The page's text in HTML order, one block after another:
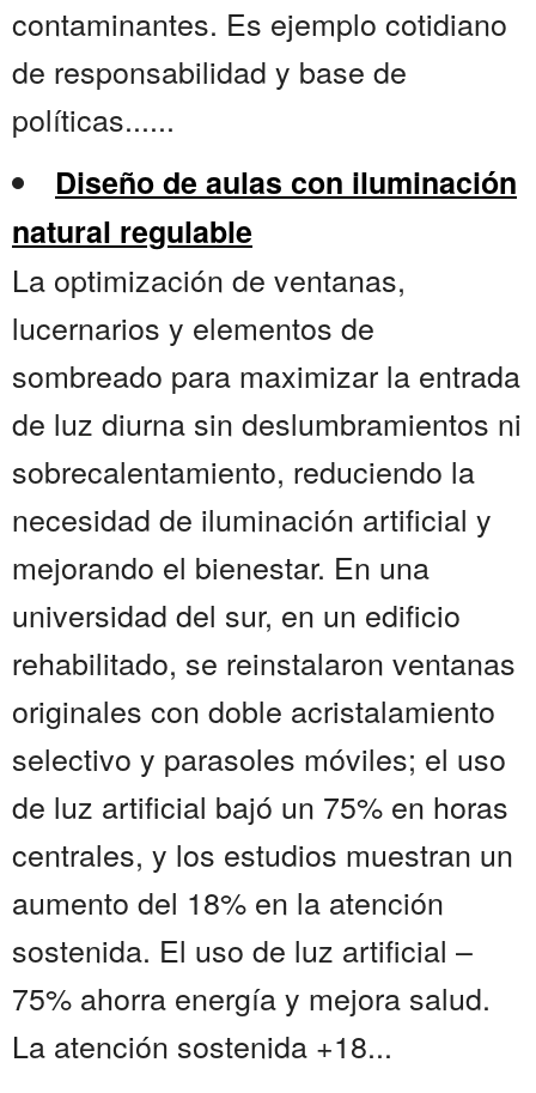
contaminantes. Es ejemplo cotidiano
de responsabilidad y base de
políticas......
Diseño de aulas con iluminación
natural regulable
La optimización de ventanas,
lucernarios y elementos de
sombreado para maximizar la entrada
de luz diurna sin deslumbramientos ni
sobrecalentamiento, reduciendo la
necesidad de iluminación artificial y
mejorando el bienestar. En una
universidad del sur, en un edificio
rehabilitado, se reinstalaron ventanas
originales con doble acristalamiento
selectivo y parasoles móviles; el uso
de luz artificial bajó un 75% en horas
centrales, y los estudios muestran un
aumento del 18% en la atención
sostenida. El uso de luz artificial –
75% ahorra energía y mejora salud.
La atención sostenida +18...